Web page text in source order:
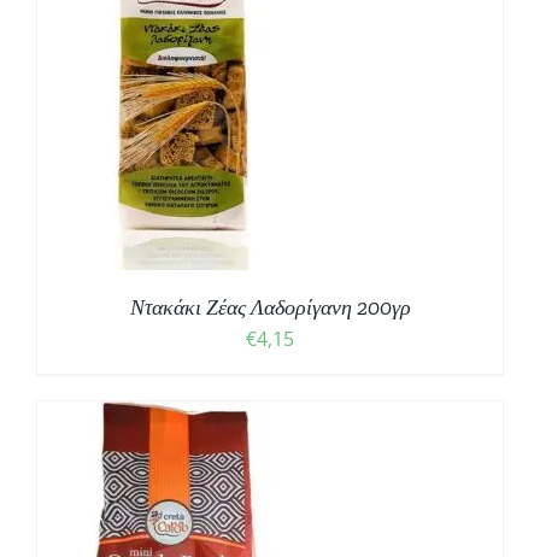
Ντακάκι Ζέας Λαδορίγανη 200γρ
€4,15